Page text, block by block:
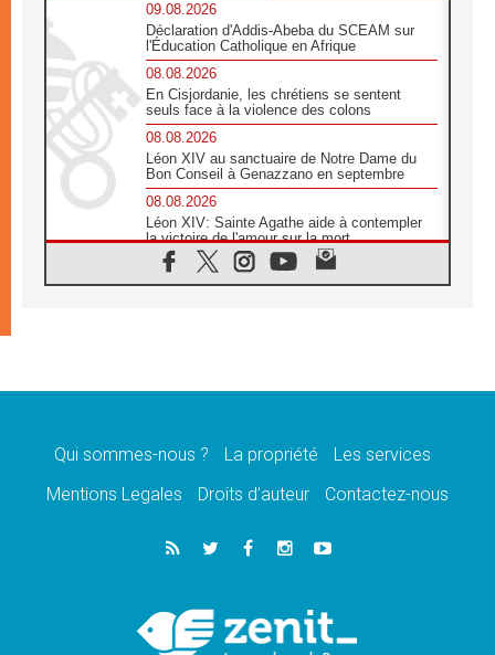
09.08.2026
Déclaration d'Addis-Abeba du SCEAM sur
l'Éducation Catholique en Afrique
08.08.2026
En Cisjordanie, les chrétiens se sentent
seuls face à la violence des colons
08.08.2026
Léon XIV au sanctuaire de Notre Dame du
Bon Conseil à Genazzano en septembre
08.08.2026
Léon XIV: Sainte Agathe aide à contempler
la victoire de l'amour sur la mort
08.08.2026
«Relancer l'empathie», le projet Triennal d'art
08.08.2026
07.08.2026
Calapan devient un diocèse
Congo-Brazzaville: le 15 août, entre solennité
de l'Assomption et mémoire nationale
«La paix commence par l'empathie» estime
le cardinal Parolin
Qui sommes-nous ? La propriété
Les services
Mentions Legales
Droits d’auteur Contactez-nous